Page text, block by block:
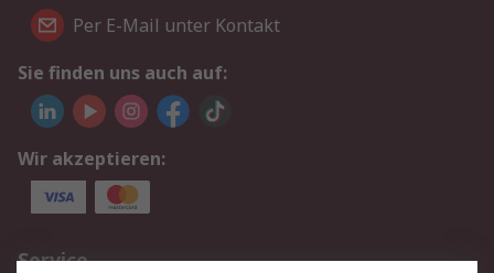
Per E-Mail unter Kontakt
Sie finden uns auch auf:
Wir akzeptieren:
Service